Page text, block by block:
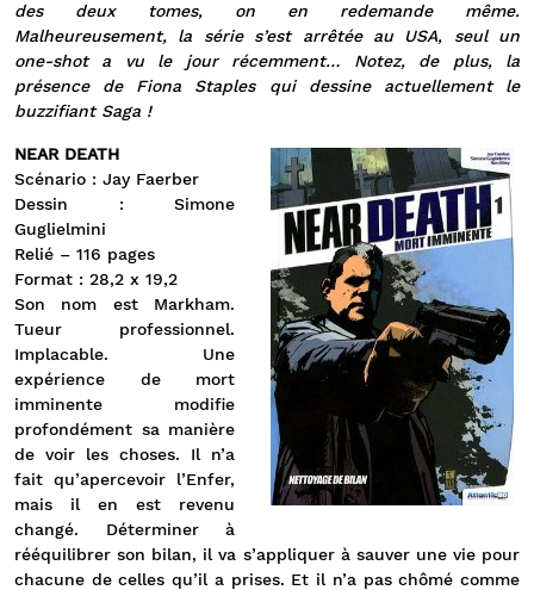
des deux tomes, on en redemande même.
Malheureusement, la série s’est arrêtée au USA, seul un
one-shot a vu le jour récemment… Notez, de plus, la
présence de Fiona Staples qui dessine actuellement le
buzzifiant Saga !
NEAR DEATH
Scénario : Jay Faerber
Dessin : Simone
Guglielmini
Relié – 116 pages
Format : 28,2 x 19,2
Son nom est Markham.
Tueur professionnel.
Implacable. Une
expérience de mort
imminente modifie
profondément sa manière
de voir les choses. Il n’a
fait qu’apercevoir l’Enfer,
mais il en est revenu
changé. Déterminer à
rééquilibrer son bilan, il va s’appliquer à sauver une vie pour
chacune de celles qu’il a prises. Et il n’a pas chômé comme